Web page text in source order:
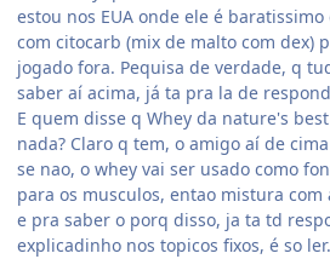
estou nos EUA onde ele é
com citocarb (mix de malto com dex)
jogado fora. Pequisa de verdade, q
saber aí acima, já ta pra la de
E quem disse q Whey da nature's
nada? Claro q tem, o amigo aí de
se nao, o whey vai ser usado como
para os musculos, entao mistura
e pra saber o porq disso, ja ta td
explicadinho nos topicos fixos, é so ler.